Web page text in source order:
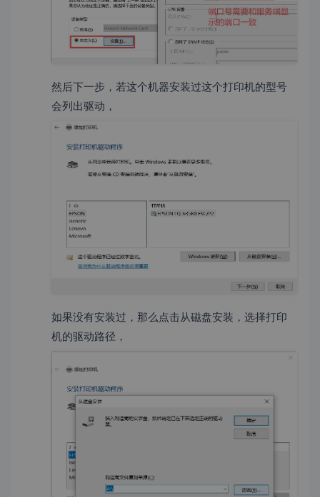
然后下一步，若这个机器安装过这个打印机的型号
会列出驱动，
如果没有安装过，那么点击从磁盘安装，选择打印
机的驱动路径，